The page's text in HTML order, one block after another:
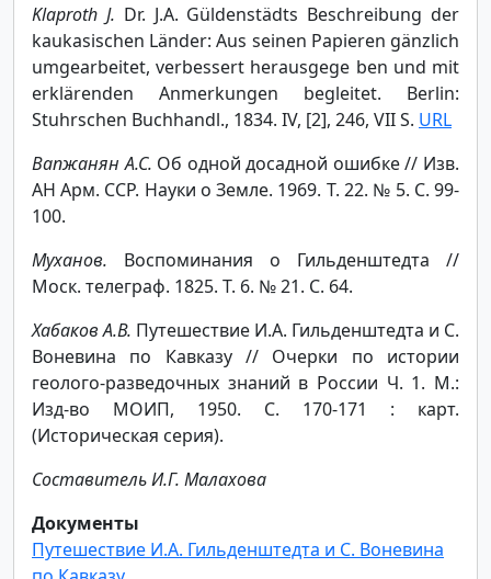
Klaproth J. Dr. J.A. Güldenstädts Beschreibung der
kaukasischen Länder: Aus seinen Papieren gänzlich
umgearbeitet, verbessert herausgege ben und mit
erklärenden Anmerkungen begleitet. Berlin:
Stuhrschen Buchhandl., 1834. IV, [2], 246, VII S. URL
Вапжанян А.С. Об одной досадной ошибке // Изв.
АН Арм. ССР. Науки о Земле. 1969. Т. 22. № 5. С. 99-
100.
Муханов. Воспоминания о Гильденштедта //
Моск. телеграф. 1825. Т. 6. № 21. С. 64.
Хабаков А.В. Путешествие И.А. Гильденштедта и С.
Воневина по Кавказу // Очерки по истории
геолого-разведочных знаний в России Ч. 1. М.:
Изд-во МОИП, 1950. С. 170-171 : карт.
(Историческая серия).
Составитель И.Г. Малахова
Документы
Путешествие И.А. Гильденштедта и С. Воневина